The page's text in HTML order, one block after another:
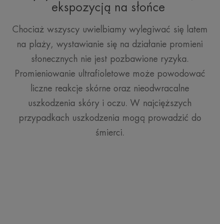
ekspozycją na słońce
Chociaż wszyscy uwielbiamy wylegiwać się latem
na plaży, wystawianie się na działanie promieni
słonecznych nie jest pozbawione ryzyka.
Promieniowanie ultrafioletowe może powodować
liczne reakcje skórne oraz nieodwracalne
uszkodzenia skóry i oczu. W najcięższych
przypadkach uszkodzenia mogą prowadzić do
śmierci.